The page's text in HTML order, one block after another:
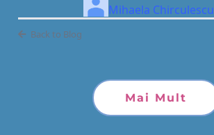
Mihaela Chirculescu
Back to Blog
Mai Mult